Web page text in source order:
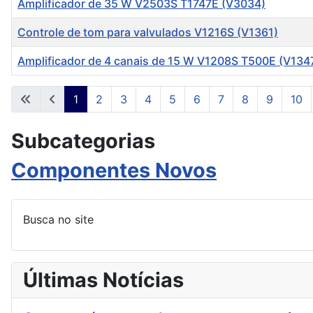
Artigos
Amplificador de 35 W V2503S T1747E (V3034)
Controle de tom para valvulados V1216S (V1361)
Amplificador de 4 canais de 15 W V1208S T500E
1 2 3 4 5 6 7 8 9 10
Subcategorias
Componentes Novos
Busca no site
Últimas Notícias